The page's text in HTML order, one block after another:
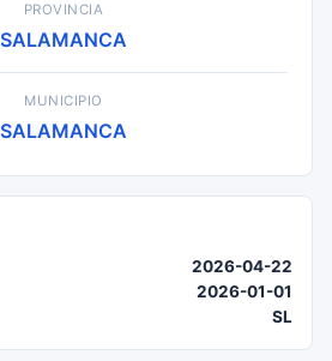
PROVINCIA
SALAMANCA
MUNICIPIO
SALAMANCA
2026-04-22
2026-01-01
SL